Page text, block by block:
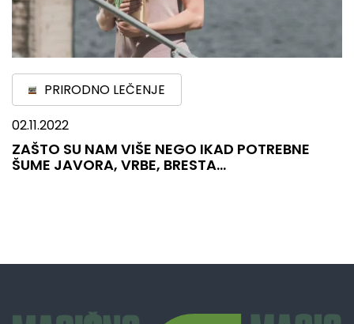
PRIRODNO LEČENJE
02.11.2022
ZAŠTO SU NAM VIŠE NEGO IKAD POTREBNE
ŠUME JAVORA, VRBE, BRESTA…